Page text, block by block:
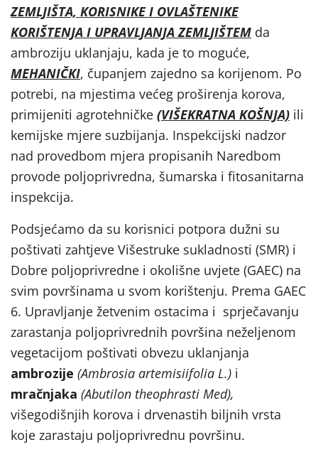
ZEMLJIŠTA, KORISNIKE I OVLAŠTENIKE
KORIŠTENJA I UPRAVLJANJA ZEMLJIŠTEM da
ambroziju uklanjaju, kada je to moguće,
MEHANIČKI, čupanjem zajedno sa korijenom. Po
potrebi, na mjestima većeg proširenja korova,
primijeniti agrotehničke (VIŠEKRATNA KOŠNJA) ili
kemijske mjere suzbijanja. Inspekcijski nadzor
nad provedbom mjera propisanih Naredbom
provode poljoprivredna, šumarska i fitosanitarna
inspekcija.
Podsjećamo da su korisnici potpora dužni su
poštivati zahtjeve Višestruke sukladnosti (SMR) i
Dobre poljoprivredne i okolišne uvjete (GAEC) na
svim površinama u svom korištenju. Prema GAEC
6. Upravljanje žetvenim ostacima i sprječavanju
zarastanja poljoprivrednih površina neželjenom
vegetacijom poštivati obvezu uklanjanja
ambrozije (Ambrosia artemisiifolia L.) i
mračnjaka (Abutilon theophrasti Med),
višegodišnjih korova i drvenastih biljnih vrsta
koje zarastaju poljoprivrednu površinu.